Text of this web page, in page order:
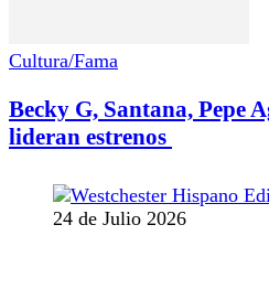
Cultura/Fama
Becky G, Santana, Pepe
lideran estrenos
24 de Julio 2026